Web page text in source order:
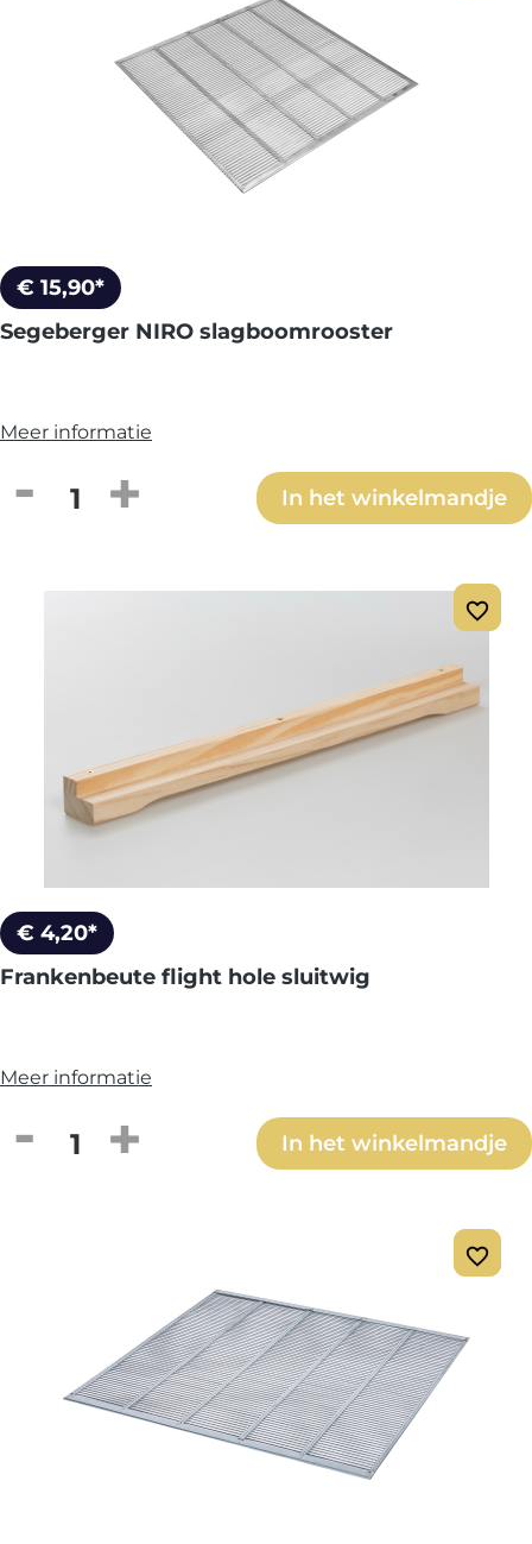
€ 15,90*
Segeberger NIRO slagboomrooster
Meer informatie
Producthoeveelheid: Voer deIn het winkelmandje
€ 4,20*
Frankenbeute flight hole sluitwig
Meer informatie
Producthoeveelheid: Voer deIn het winkelmandje